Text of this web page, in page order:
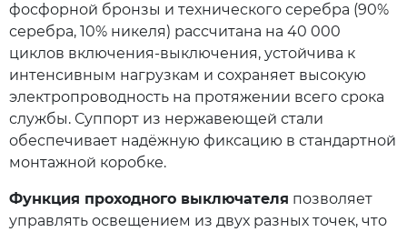
фосфорной бронзы и технического серебра (90%
серебра, 10% никеля) рассчитана на 40 000
циклов включения‑выключения, устойчива к
интенсивным нагрузкам и сохраняет высокую
электропроводность на протяжении всего срока
службы. Суппорт из нержавеющей стали
обеспечивает надёжную фиксацию в стандартной
монтажной коробке.
Функция проходного выключателя позволяет
управлять освещением из двух разных точек, что